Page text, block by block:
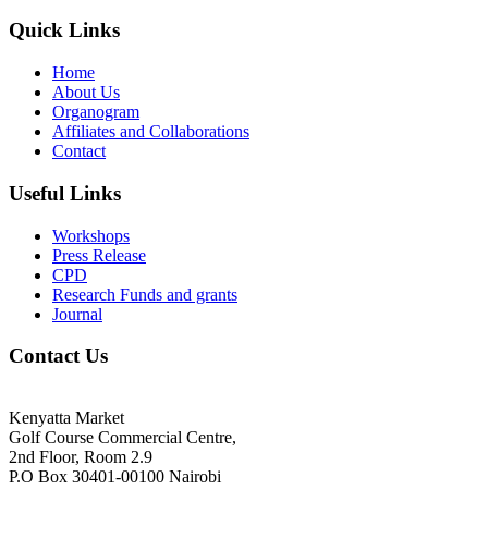
Quick Links
Home
About Us
Organogram
Affiliates and Collaborations
Contact
Useful Links
Workshops
Press Release
CPD
Research Funds and grants
Journal
Contact Us
Kenyatta Market
Golf Course Commercial Centre,
2nd Floor, Room 2.9
P.O Box 30401-00100 Nairobi